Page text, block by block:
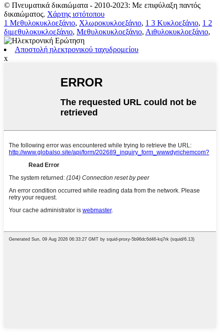
© Πνευματικά δικαιώματα - 2010-2023: Με επιφύλαξη παντός
δικαιώματος. Χάρτης ιστότοπου
1 Μεθυλοκυκλοεξάνιο, Χλωροκυκλοεξάνιο, 1 3 Κυκλοεξάνιο, 1 2
διμεθυλοκυκλοεξάνιο, Μεθυλοκυκλοεξάνιο, Αιθυλοκυκλοεξάνιο,
Αποστολή ηλεκτρονικού ταχυδρομείου
x